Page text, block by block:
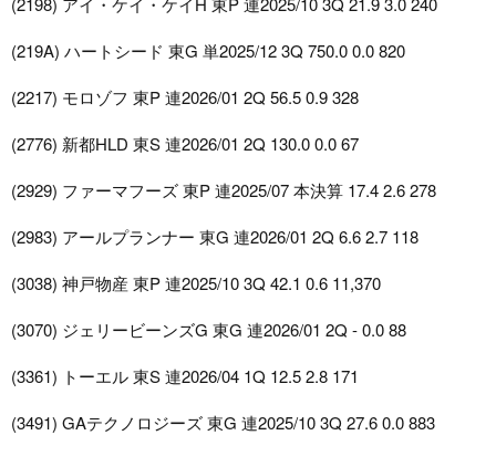
(219A) ハートシード 東G 単2025/12 3Q 750.0 0.0 820
(2217) モロゾフ 東P 連2026/01 2Q 56.5 0.9 328
(2776) 新都HLD 東S 連2026/01 2Q 130.0 0.0 67
(2929) ファーマフーズ 東P 連2025/07 本決算 17.4 2.6 278
(2983) アールプランナー 東G 連2026/01 2Q 6.6 2.7 118
(3038) 神戸物産 東P 連2025/10 3Q 42.1 0.6 11,370
(3070) ジェリービーンズG 東G 連2026/01 2Q - 0.0 88
(3361) トーエル 東S 連2026/04 1Q 12.5 2.8 171
(3491) GAテクノロジーズ 東G 連2025/10 3Q 27.6 0.0 883